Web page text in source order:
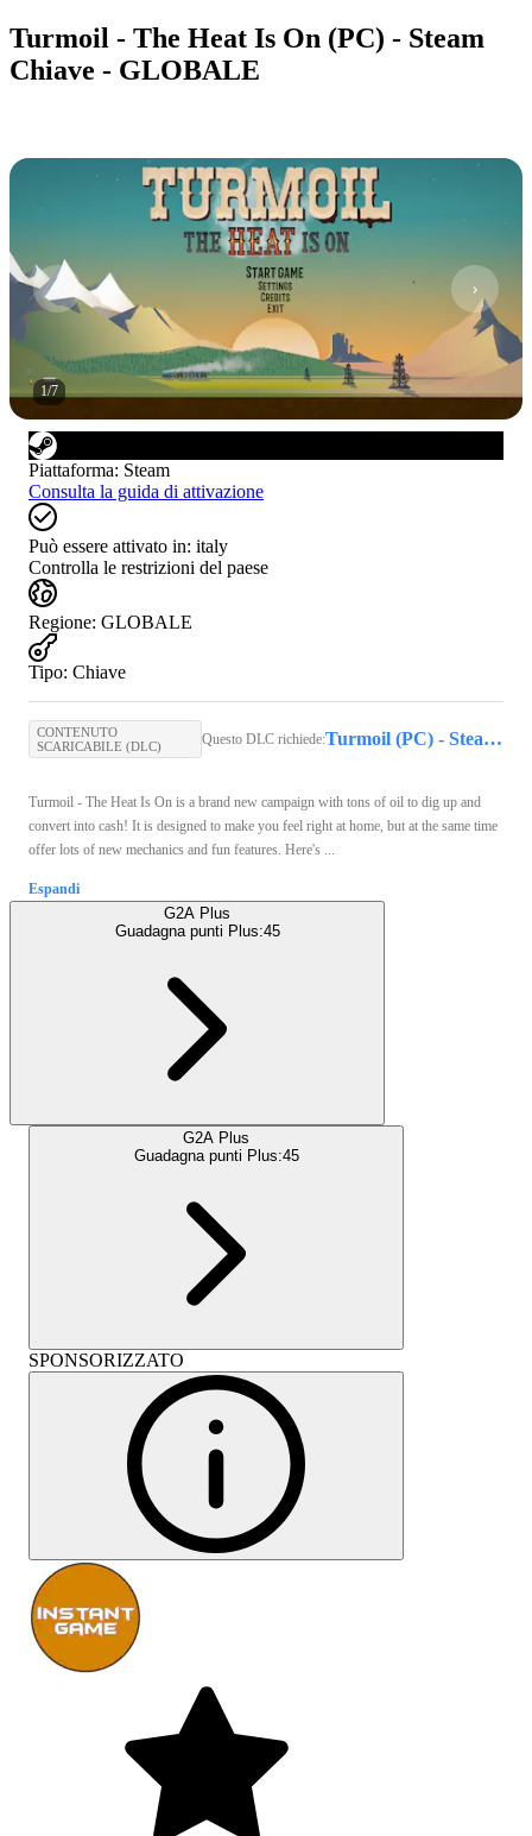
Turmoil - The Heat Is On (PC) - Steam
Chiave - GLOBALE
1/7
Piattaforma: Steam
Consulta la guida di attivazione
Può essere attivato in: italy
Controlla le restrizioni del paese
Regione: GLOBALE
Tipo: Chiave
CONTENUTO
SCARICABILE (DLC)
Questo DLC richiede: Turmoil (PC) - Steam Key - GLOBAL
Turmoil - The Heat Is On is a brand new campaign with tons of oil to dig up and
convert into cash! It is designed to make you feel right at home, but at the same time
offer lots of new mechanics and fun features. Here's ...
Espandi
G2A Plus
Guadagna punti Plus:45
G2A Plus
Guadagna punti Plus:45
SPONSORIZZATO